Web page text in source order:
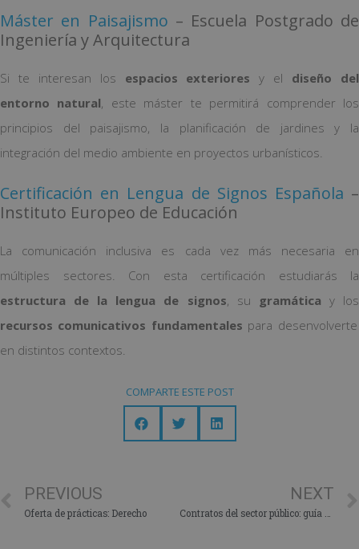
Máster en Paisajismo – Escuela Postgrado de
Ingeniería y Arquitectura
Si te interesan los espacios exteriores y el diseño del
entorno natural, este máster te permitirá comprender los
principios del paisajismo, la planificación de jardines y la
integración del medio ambiente en proyectos urbanísticos.
Certificación en Lengua de Signos Española –
Instituto Europeo de Educación
La comunicación inclusiva es cada vez más necesaria en
múltiples sectores. Con esta certificación estudiarás la
estructura de la lengua de signos , su gramática y los
recursos comunicativos fundamentales para desenvolverte
en distintos contextos.
COMPARTE ESTE POST
PREVIOUS
Oferta de prácticas: Derecho
NEXT
Contratos del sector público: guía básica para entenderlos